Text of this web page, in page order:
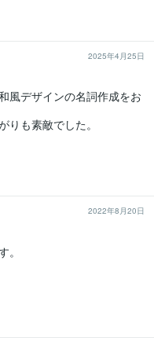
2025年4月25日
風デザインの名詞作成をお
りも素敵でした。
2022年8月20日
。